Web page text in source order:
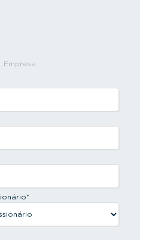
Empresa
*